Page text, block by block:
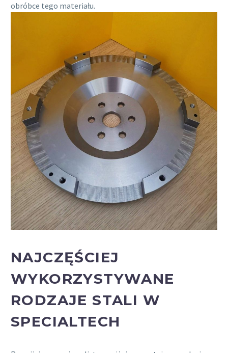
obróbce tego materiału.
NAJCZĘŚCIEJ
WYKORZYSTYWANE
RODZAJE STALI W
SPECIALTECH